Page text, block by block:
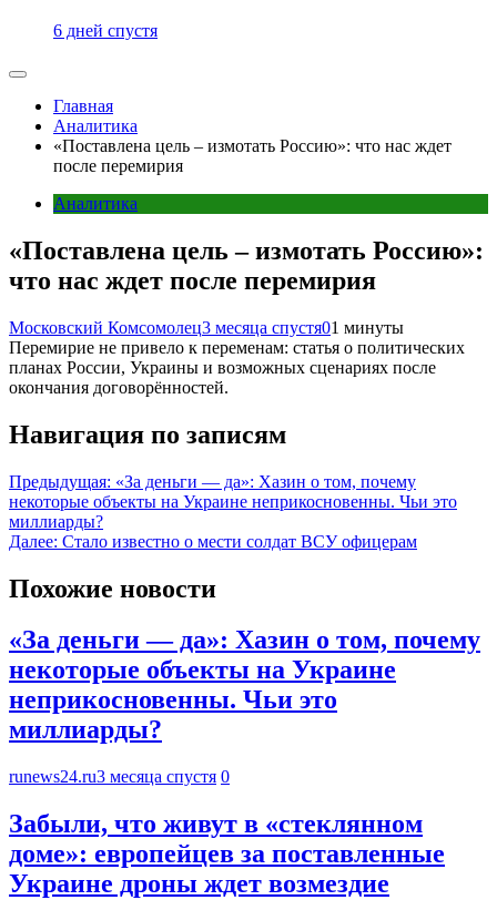
6 дней спустя
Главная
Аналитика
«Поставлена цель – измотать Россию»: что нас ждет
после перемирия
Аналитика
«Поставлена цель – измотать Россию»:
что нас ждет после перемирия
Московский Комсомолец3 месяца спустя01 минуты
Перемирие не привело к переменам: статья о политических
планах России, Украины и возможных сценариях после
окончания договорённостей.
Навигация по записям
Предыдущая: «За деньги — да»: Хазин о том, почему
некоторые объекты на Украине неприкосновенны. Чьи это
миллиарды?
Далее: Стало известно о мести солдат ВСУ офицерам
Похожие новости
«За деньги — да»: Хазин о том, почему
некоторые объекты на Украине
неприкосновенны. Чьи это
миллиарды?
runews24.ru3 месяца спустя 0
Забыли, что живут в «стеклянном
доме»: европейцев за поставленные
Украине дроны ждет возмездие